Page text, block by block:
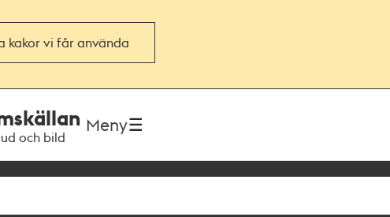
kakor vi får använda
och bild
Meny